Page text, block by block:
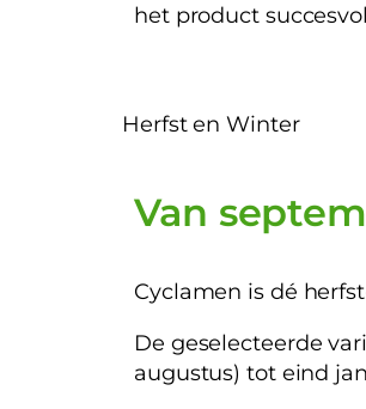
het product
Herfst en Winter
Van
Cyclamen is dé
De geselecteerde
augustus) tot eind